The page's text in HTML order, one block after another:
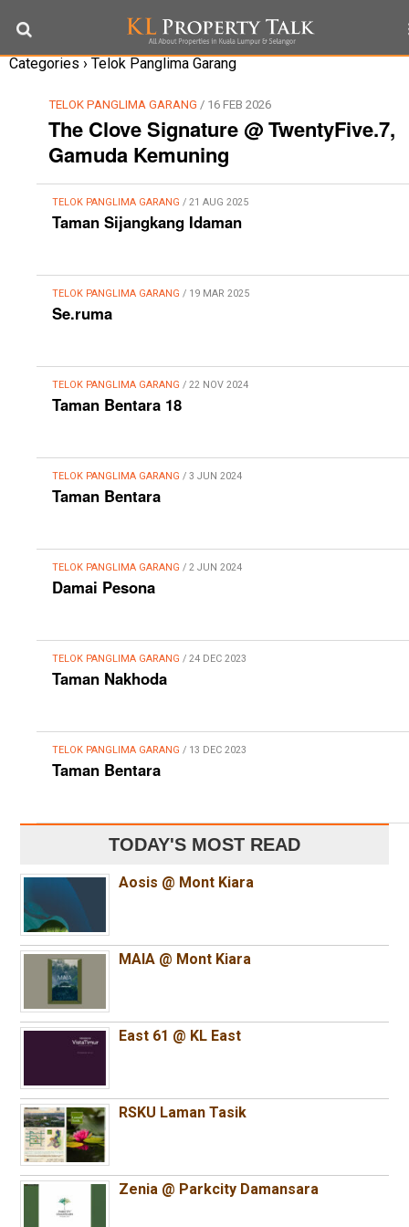
Categories › Telok Panglima Garang
TELOK PANGLIMA GARANG / 16 FEB 2026
The Clove Signature @ TwentyFive.7,
Gamuda Kemuning
TELOK PANGLIMA GARANG / 21 AUG 2025
Taman Sijangkang Idaman
TELOK PANGLIMA GARANG / 19 MAR 2025
Se.ruma
TELOK PANGLIMA GARANG / 22 NOV 2024
Taman Bentara 18
TELOK PANGLIMA GARANG / 3 JUN 2024
Taman Bentara
TELOK PANGLIMA GARANG / 2 JUN 2024
Damai Pesona
TELOK PANGLIMA GARANG / 24 DEC 2023
Taman Nakhoda
TELOK PANGLIMA GARANG / 13 DEC 2023
Taman Bentara
TODAY'S MOST READ
Aosis @ Mont Kiara
MAIA @ Mont Kiara
East 61 @ KL East
RSKU Laman Tasik
Zenia @ Parkcity Damansara